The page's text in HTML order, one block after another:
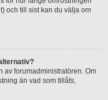
och till sist kan du välja om
av forumadministratören. Om
än vad som tillåts,